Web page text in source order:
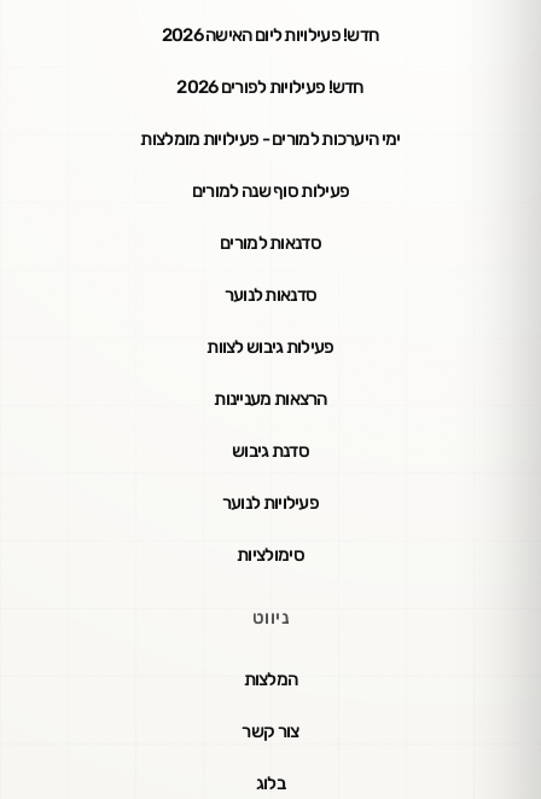
חדש! פעילויות ליום האישה 2026
חדש! פעילויות לפורים 2026
ימי היערכות למורים - פעילויות מומלצות
פעילות סוף שנה למורים
סדנאות למורים
סדנאות לנוער
פעילות גיבוש לצוות
הרצאות מעניינות
סדנת גיבוש
פעילויות לנוער
סימולציות
ניווט
המלצות
צור קשר
בלוג